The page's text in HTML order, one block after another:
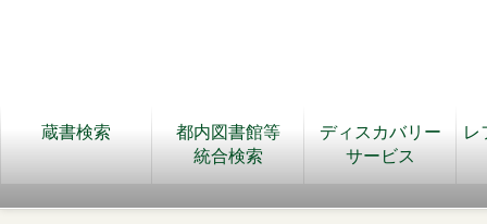
蔵書検索
都内図書館等
統合検索
ディスカバリー
サービス
レ